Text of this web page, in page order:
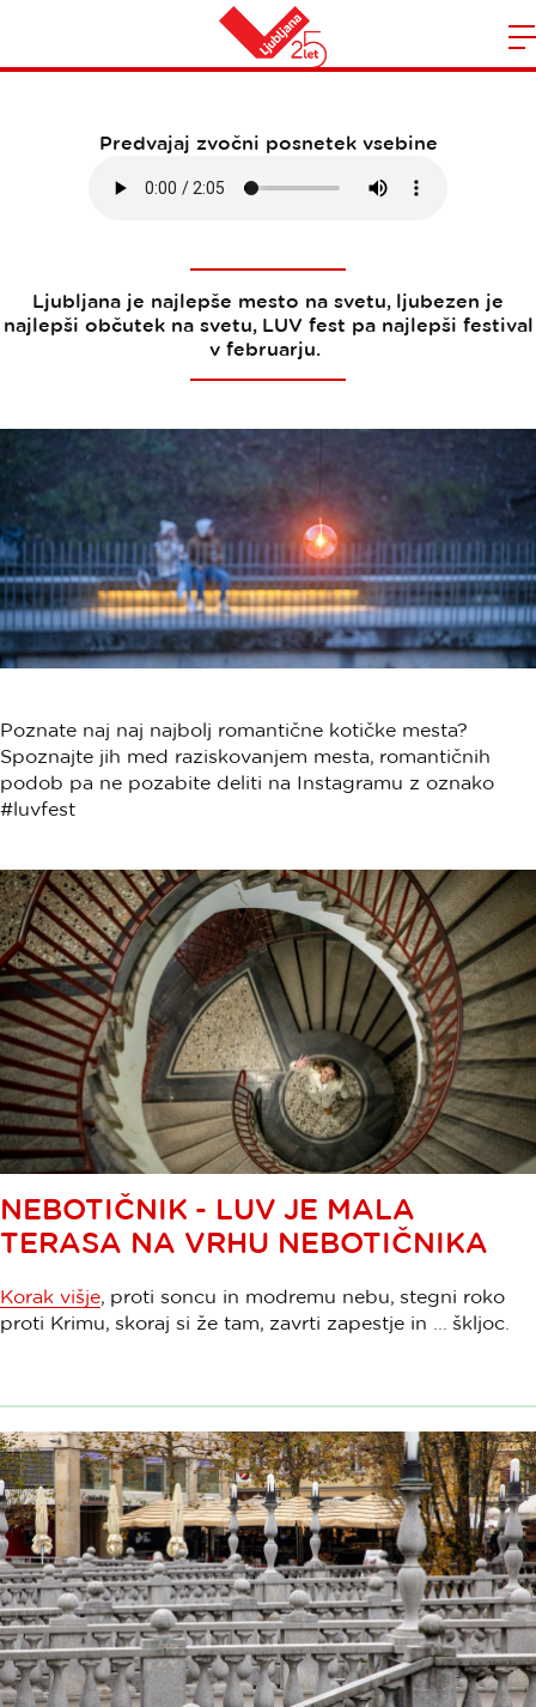
Domov
LUV Foto točke
Predvajaj zvočni posnetek vsebine
Ljubljana je najlepše mesto na svetu, ljubezen je
najlepši občutek na svetu, LUV fest pa najlepši festival
v februarju.
Poznate naj naj najbolj romantične kotičke mesta?
Spoznajte jih med raziskovanjem mesta, romantičnih
podob pa ne pozabite deliti na Instagramu z oznako
#luvfest
NEBOTIČNIK - LUV JE MALA
TERASA NA VRHU NEBOTIČNIKA
Korak višje, proti soncu in modremu nebu, stegni roko
proti Krimu, skoraj si že tam, zavrti zapestje in ... škljoc.